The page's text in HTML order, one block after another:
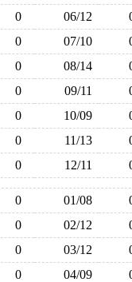
0 06/12
0 07/10
0 08/14
0 09/11
0 10/09
0 11/13
0 12/11
0 01/08
0 02/12
0 03/12
0 04/09